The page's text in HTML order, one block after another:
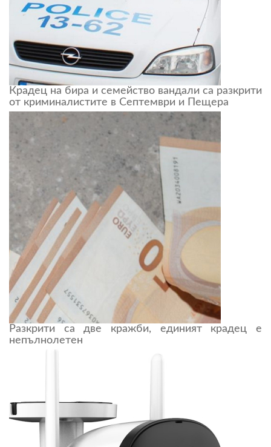
Крадец на бира и семейство вандали са разкрити
от криминалистите в Септември и Пещера
Разкрити са две кражби, единият крадец е
непълнолетен